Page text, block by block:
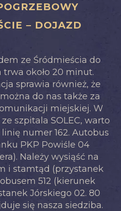
– DOJAZD
ze Śródmieścia do
trwa około 20 minut.
sprawia również, że
do nas także za
miejskiej. W
szpitala SOLEC, warto
numer 162. Autobus
PKP Powiśle 04
Należy wysiąść na
i stamtąd (przystanek
512 (kierunek
Jórskiego 02. 80
się nasza siedziba.